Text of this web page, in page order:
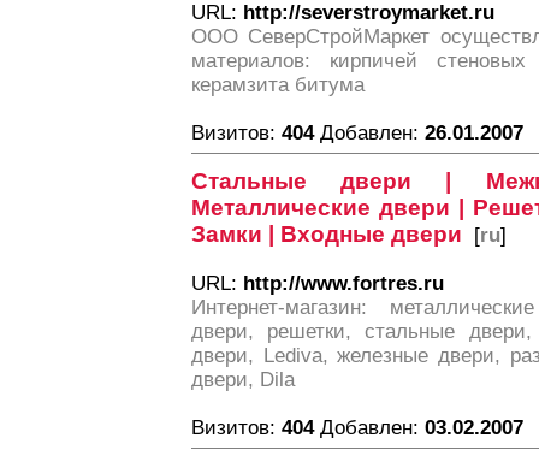
URL: http://severstroymarket.ru
ООО СеверСтройМаркет
материалов: кирпичей
керамзита битума
Визитов: 404Добавлен: 26.01.2007
Стальные двери |
Металлические двери |
Замки | Входные двери [ru]
URL: http://www.fortres.ru
Интернет-магазин:
двери, решетки, стальные
двери, Lediva, железные двери,
двери, Dila
Визитов: 404Добавлен: 03.02.2007